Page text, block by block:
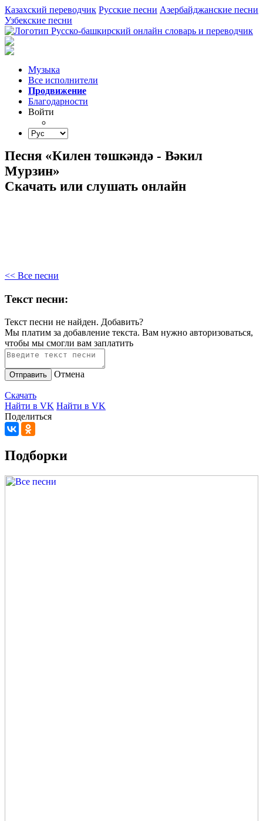
Казахский переводчик Русские песни Азербайджанские песни
Узбекские песни
Музыка
Все исполнители
Продвижение
Благодарности
Войти
Песня «Килен төшкәндә - Вәкил
Мурзин»
Скачать или слушать онлайн
<< Все песни
Текст песни:
Текст песни не найден. Добавить?
Мы платим за добавление текста. Вам нужно авторизоваться,
чтобы мы смогли вам заплатить
Отправить Отмена
Скачать
Найти в VK Найти в VK
Поделиться
Подборки